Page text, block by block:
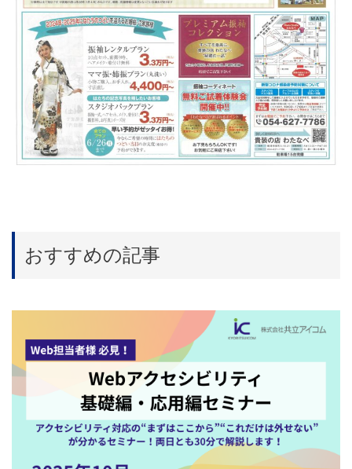
おすすめの記事